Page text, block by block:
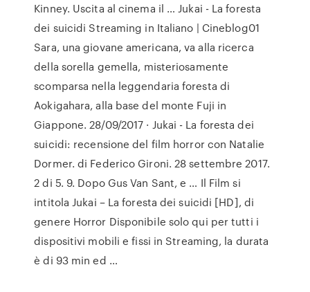
Kinney. Uscita al cinema il … Jukai - La foresta
dei suicidi Streaming in Italiano | Cineblog01
Sara, una giovane americana, va alla ricerca
della sorella gemella, misteriosamente
scomparsa nella leggendaria foresta di
Aokigahara, alla base del monte Fuji in
Giappone. 28/09/2017 · Jukai - La foresta dei
suicidi: recensione del film horror con Natalie
Dormer. di Federico Gironi. 28 settembre 2017.
2 di 5. 9. Dopo Gus Van Sant, e … Il Film si
intitola Jukai – La foresta dei suicidi [HD], di
genere Horror Disponibile solo qui per tutti i
dispositivi mobili e fissi in Streaming, la durata
è di 93 min ed …